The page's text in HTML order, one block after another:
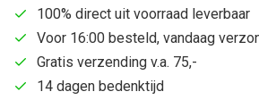
100% direct uit voorraad leverbaar
Voor 16:00 besteld, vandaag
Gratis verzending v.a. 75,-
14 dagen bedenktijd